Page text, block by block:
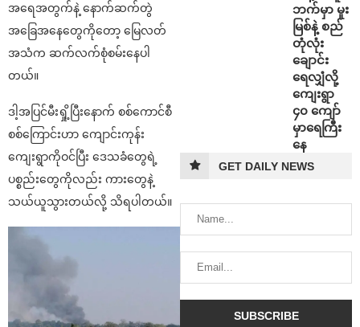
အရေအတွက်နဲ့ နောက်ဆက်တွဲ
အခြေအနေတွေကိုတော့ မြေလတ်
အသံက ဆက်လက်စုံစမ်းနေပါ
တယ်။
ဒါ့အပြင်မီးရှို့ပြီးနောက် စစ်ကောင်စီ
စစ်ကြောင်းဟာ ကျောင်းကုန်း
ကျေးရွာကိုဝင်ပြီး ဒေသခံတွေရဲ့
ပစ္စည်းတွေကိုလည်း ကားတွေနဲ့
သယ်ယူသွားတယ်လို့ သိရပါတယ်။
ဘက်မှာ မူး
မြစ်နဲ့ စည်
တုံလုံး
ချောင်း
ရေလျှံလို့
ကျေးရွာ
၄၀ ကျော်
မှာရေကြီး
နေ
GET DAILY NEWS